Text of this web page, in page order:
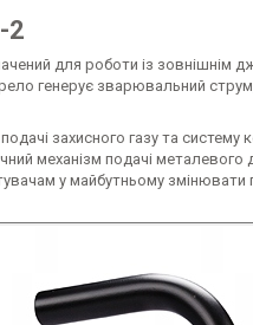
2
для роботи із зовнішнім
генерує зварювальний
захисного газу та систему
механізм подачі
у майбутньому змінювати